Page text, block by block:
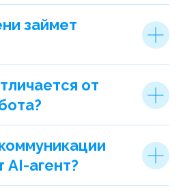
займет
от
агент?